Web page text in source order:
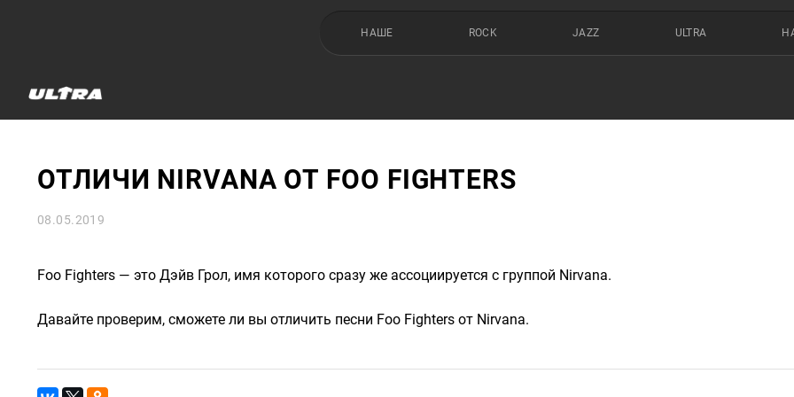
НАШЕ ROCK JAZZ ULTRA
ОТЛИЧИ NIRVANA ОТ FOO FIGHTERS
08.05.2019
Foo Fighters — это Дэйв Грол, имя которого сразу же ассоциируется с группой Nirvana.
Давайте проверим, сможете ли вы отличить песни Foo Fighters от Nirvana.